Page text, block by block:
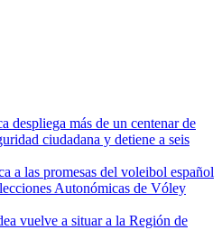
despliega más de un centenar de
ciudadana y detiene a seis
a las promesas del voleibol español
Autonómicas de Vóley
vuelve a situar a la Región de